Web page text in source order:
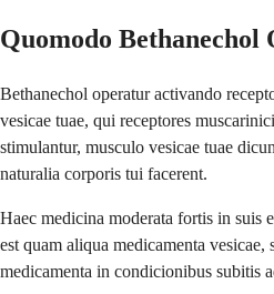
Quomodo Bethanechol
Bethanechol operatur activando
vesicae tuae, qui receptores
stimulantur, musculo vesicae tuae
naturalia corporis tui facerent.
Haec medicina moderata fortis in suis
est quam aliqua medicamenta vesicae,
medicamenta in condicionibus subitis